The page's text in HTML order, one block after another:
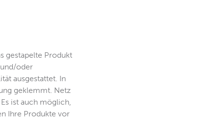
gestapelte Produkt
oder
ausgestattet. In
geklemmt. Netz
ist auch möglich,
Ihre Produkte vor